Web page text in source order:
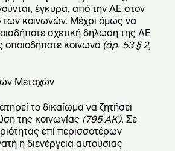
έγκυρα, από την ΑΕ στον
κοινωνών. Μέχρι όμως να
σχετική δήλωση της ΑΕ
οποιοδήποτε κοινωνό (άρ. 53 § 2,
Μετοχών
το δικαίωμα να ζητήσει
της κοινωνίας (795 ΑΚ). Σε
επί περισσοτέρων
η διενέργεια αυτούσιας